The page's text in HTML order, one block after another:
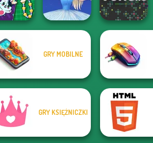
Case
Shop
YORG.io
GRY MOBILNE
GRY KSIĘŻNICZKI